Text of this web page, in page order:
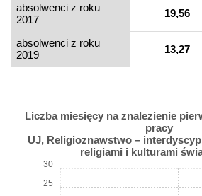
absolwenci z roku
2017
19,56
absolwenci z roku
2019
13,27
Liczba miesięcy na znalezienie
pracy
UJ, Religioznawstwo –
religiami i kulturami
25
30